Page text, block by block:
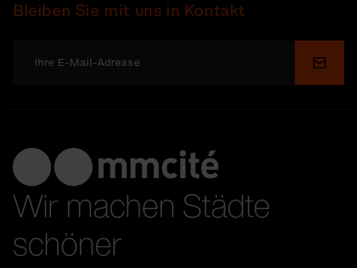
Bleiben Sie mit uns in Kontakt
Wir machen Städte
schöner